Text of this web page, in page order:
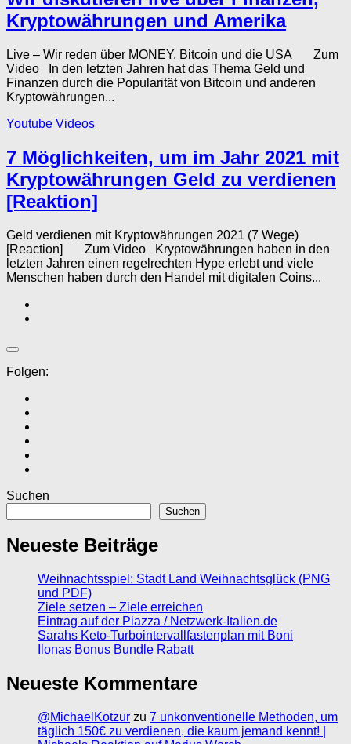
Kryptowährungen und Amerika
Live – Wir reden über MONEY, Bitcoin und die USA Zum
Video In den letzten Jahren hat das Thema Geld und
Finanzen durch die Popularität von Bitcoin und anderen
Kryptowährungen...
Youtube Videos
7 Möglichkeiten, um im Jahr 2021 mit
Kryptowährungen Geld zu verdienen
[Reaktion]
Geld verdienen mit Kryptowährungen 2021 (7 Wege)
[Reaction] Zum Video Kryptowährungen haben in den
letzten Jahren einen regelrechten Hype erlebt und viele
Menschen haben durch den Handel mit digitalen Coins...
Folgen:
Suchen
Suchen
Neueste Beiträge
Weihnachtsspiel: Stadt Land Weihnachtsglück (PNG
und PDF)
Ziele setzen – Ziele erreichen
Eintrag auf der Piazza / Netzwerk-Italien.de
Sarahs Keto-Turbointervallfastenplan mit Boni
Ilonas Bonus Bundle Rabatt
Neueste Kommentare
@MichaelKotzur zu 7 unkonventionelle Methoden, um
täglich 150€ zu verdienen, die kaum jemand kennt! |